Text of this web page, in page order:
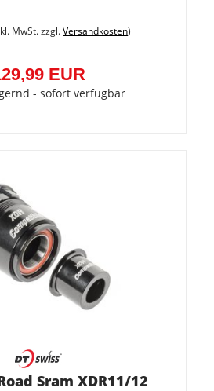
MwSt. zzgl.Versandkosten)
EUR
- sofort verfügbar
Sram XDR11/12